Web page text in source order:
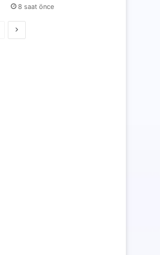
8 saat önce
ÖncekiSonraki